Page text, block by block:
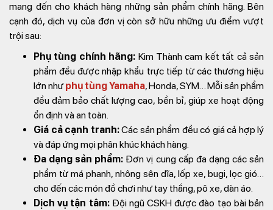
mang đến cho khách hàng những sản phẩm chính hãng. Bên
cạnh đó, dịch vụ của đơn vị còn sở hữu những ưu điểm vượt
trội sau:
Phụ tùng chính hãng: Kim Thành cam kết tất cả sản
phẩm đều được nhập khẩu trực tiếp từ các thương hiệu
lớn như phụ tùng Yamaha, Honda, SYM… Mỗi sản phẩm
đều đảm bảo chất lượng cao, bền bỉ, giúp xe hoạt động
ổn định và an toàn.
Giá cả cạnh tranh:Các sản phẩm đều có giá cả hợp lý
và đáp ứng mọi phân khúc khách hàng.
Đa dạng sản phẩm: Đơn vị cung cấp đa dạng các sản
phẩm từ má phanh, nhông sên dĩa, lốp xe, bugi, lọc gió…
cho đến các món đồ chơi như tay thắng, pô xe, dàn áo.
Dịch vụ tận tâm:Đội ngũ CSKH được đào tạo bài bản